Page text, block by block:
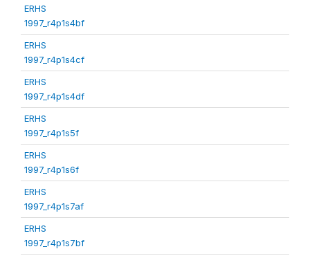
ERHS
1997_r4p1s4bf
ERHS
1997_r4p1s4cf
ERHS
1997_r4p1s4df
ERHS
1997_r4p1s5f
ERHS
1997_r4p1s6f
ERHS
1997_r4p1s7af
ERHS
1997_r4p1s7bf